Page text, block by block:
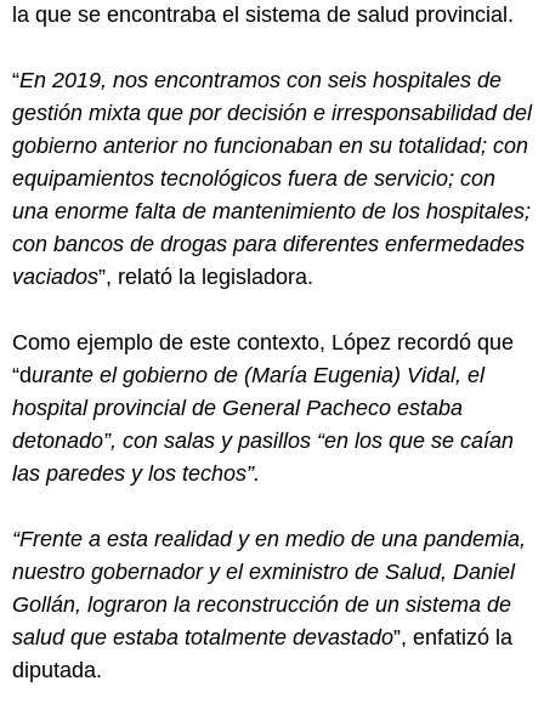
la que se encontraba el sistema de salud provincial.
“En 2019, nos encontramos con seis hospitales de
gestión mixta que por decisión e irresponsabilidad del
gobierno anterior no funcionaban en su totalidad; con
equipamientos tecnológicos fuera de servicio; con
una enorme falta de mantenimiento de los hospitales;
con bancos de drogas para diferentes enfermedades
vaciados”, relató la legisladora.
Como ejemplo de este contexto, López recordó que
“durante el gobierno de (María Eugenia) Vidal, el
hospital provincial de General Pacheco estaba
detonado”, con salas y pasillos “en los que se caían
las paredes y los techos”.
“Frente a esta realidad y en medio de una pandemia,
nuestro gobernador y el exministro de Salud, Daniel
Gollán, lograron la reconstrucción de un sistema de
salud que estaba totalmente devastado”, enfatizó la
diputada.